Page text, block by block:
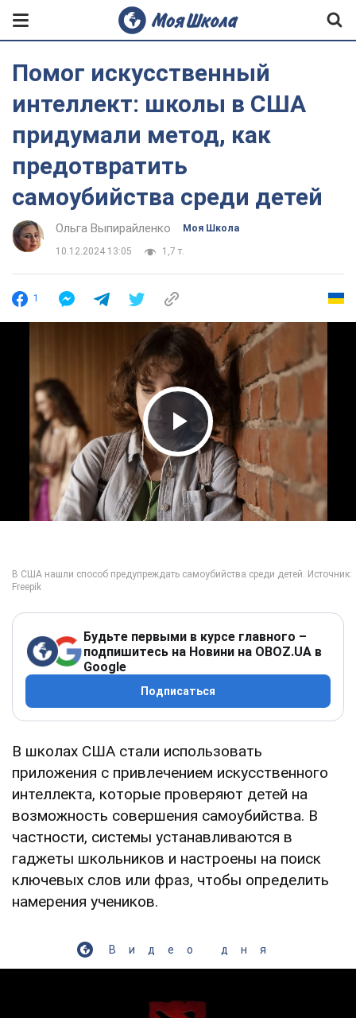
Помог искусственный
интеллект: школы в США
придумали метод, как
предотвратить
самоубийства среди детей
Ольга Выпирайленко Моя Школа
10.12.2024 13:05 1,7 т.
1
Play Video
Будьте первыми в курсе главного –
подпишитесь на Новини на OBOZ.UA в
Google
Подписаться
В школах США стали использовать
приложения с привлечением искусственного
интеллекта, которые проверяют детей на
возможность совершения самоубийства. В
частности, системы устанавливаются в
гаджеты школьников и настроены на поиск
ключевых слов или фраз, чтобы определить
намерения учеников.
Видео дня